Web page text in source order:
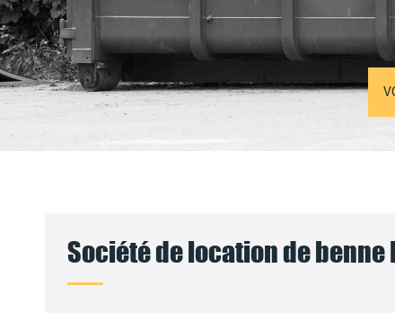
Société de location de benne